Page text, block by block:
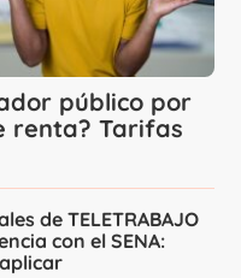
público por
renta? Tarifas
de TELETRABAJO
con el SENA: